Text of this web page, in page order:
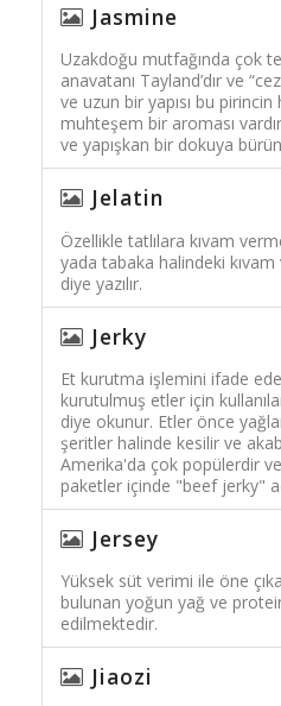
Jasmine
Uzakdoğu mutfağında çok
anavatanı Tayland’dır ve
ve uzun bir yapısı bu
muhteşem bir aroması
ve yapışkan bir dokuya
Jelatin
Özellikle tatlılara kıvam
yada tabaka halindeki
diye yazılır.
Jerky
Et kurutma işlemini ifade
kurutulmuş etler için
diye okunur. Etler önce
şeritler halinde kesilir ve
Amerika'da çok popülerdir
paketler içinde "beef jerky"
Jersey
Yüksek süt verimi ile öne
bulunan yoğun yağ ve
edilmektedir.
Jiaozi